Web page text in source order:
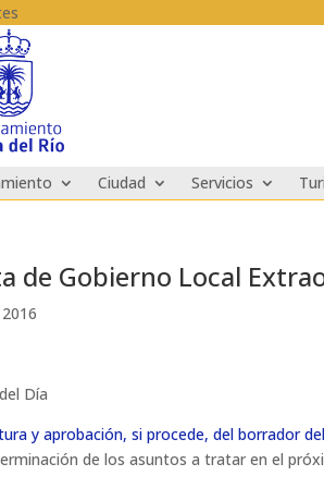
Ciudad Servicios
de Gobierno Local
Día
y aprobación, si procede, del borrador
de los asuntos a tratar en el